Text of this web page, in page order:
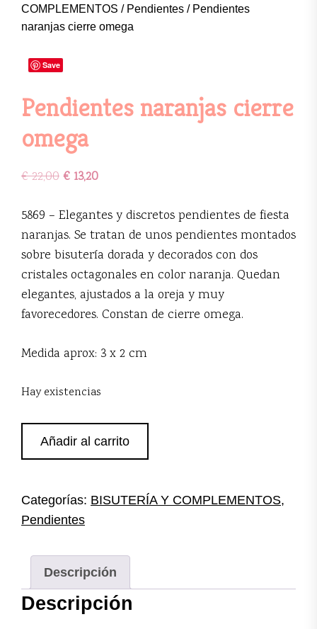
COMPLEMENTOS / Pendientes / Pendientes
naranjas cierre omega
Save
Pendientes naranjas cierre
omega
€22,00€ 13,20
5869 – Elegantes y discretos pendientes de fiesta
naranjas. Se tratan de unos pendientes montados
sobre bisutería dorada y decorados con dos
cristales octagonales en color naranja. Quedan
elegantes, ajustados a la oreja y muy
favorecedores. Constan de cierre omega.
Medida aprox: 3 x 2 cm
Hay existencias
naranjas
cantidad
Añadir al carrito
Categorías: BISUTERÍA Y COMPLEMENTOS,
Pendientes
Descripción
Descripción